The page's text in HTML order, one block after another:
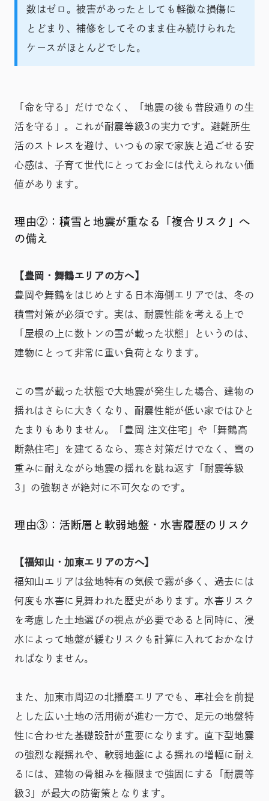
数はゼロ。被害があったとしても軽微な損傷に
とどまり、補修をしてそのまま住み続けられた
ケースがほとんどでした。
「命を守る」だけでなく、「地震の後も普段通りの生
活を守る」。これが耐震等級3の実力です。避難所生
活のストレスを避け、いつもの家で家族と過ごせる安
心感は、子育て世代にとってお金には代えられない価
値があります。
理由②：積雪と地震が重なる「複合リスク」へ
の備え
【豊岡・舞鶴エリアの方へ】
豊岡や舞鶴をはじめとする日本海側エリアでは、冬の
積雪対策が必須です。実は、耐震性能を考える上で
「屋根の上に数トンの雪が載った状態」というのは、
建物にとって非常に重い負荷となります。
この雪が載った状態で大地震が発生した場合、建物の
揺れはさらに大きくなり、耐震性能が低い家ではひと
たまりもありません。「豊岡 注文住宅」や「舞鶴高
断熱住宅」を建てるなら、寒さ対策だけでなく、雪の
重みに耐えながら地震の揺れを跳ね返す「耐震等級
3」の強靭さが絶対に不可欠なのです。
理由③：活断層と軟弱地盤・水害履歴のリスク
【福知山・加東エリアの方へ】
福知山エリアは盆地特有の気候で霧が多く、過去には
何度も水害に見舞われた歴史があります。水害リスク
を考慮した土地選びの視点が必要であると同時に、浸
水によって地盤が緩むリスクも計算に入れておかなけ
ればなりません。
また、加東市周辺の北播磨エリアでも、車社会を前提
とした広い土地の活用術が進む一方で、足元の地盤特
性に合わせた基礎設計が重要になります。直下型地震
の強烈な縦揺れや、軟弱地盤による揺れの増幅に耐え
るには、建物の骨組みを極限まで強固にする「耐震等
級3」が最大の防衛策となります。